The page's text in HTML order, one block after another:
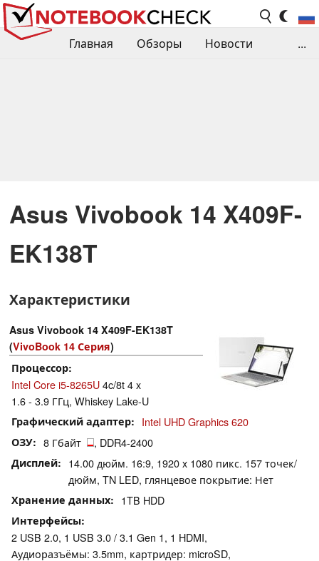
Главная Обзоры
Новости
...
Asus Vivobook 14 X409F-
EK138T
Характеристики
Asus Vivobook 14 X409F-EK138T
(VivoBook 14 Серия)
Процессор
Intel Core i5-8265U4c/8t 4 x
1.6 - 3.9 ГГц, Whiskey Lake-U
Графический адаптер Intel UHD Graphics 620
ОЗУ 8 Гбайт , DDR4-2400
Дисплей
14.00 дюйм. 16:9, 1920 x 1080 пикс. 157 точек/
дюйм, TN LED, глянцевое покрытие: Нет
Хранение данных 1TB HDD
Интерфейсы
2 USB 2.0, 1 USB 3.0 / 3.1 Gen 1, 1 HDMI,
Аудиоразъёмы: 3.5mm, картридер: microSD,